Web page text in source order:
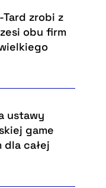
zrobi z
obu firm
ustawy
game
dla całej